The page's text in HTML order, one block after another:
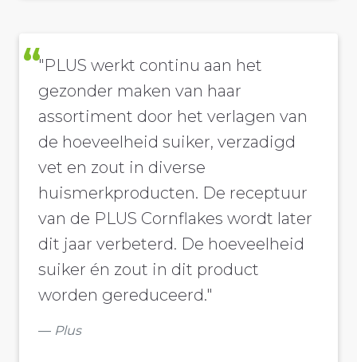
"PLUS werkt continu aan het
gezonder maken van haar
assortiment door het verlagen van
de hoeveelheid suiker, verzadigd
vet en zout in diverse
huismerkproducten. De receptuur
van de PLUS Cornflakes wordt later
dit jaar verbeterd. De hoeveelheid
suiker én zout in dit product
worden gereduceerd."
Plus